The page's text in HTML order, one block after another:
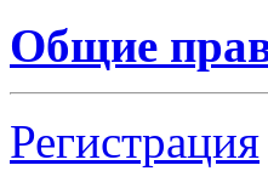
Общие
Регистрация